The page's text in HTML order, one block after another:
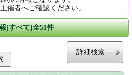
催者へご確認ください。
報[すべて]全51件
詳細検索